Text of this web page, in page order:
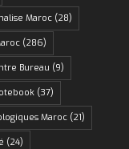
Maroc(28)
(286)
Bureau (9)
(37)
Maroc(21)
(24)